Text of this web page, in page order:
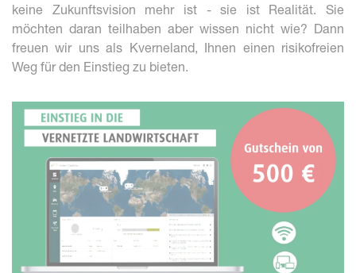
keine Zukunftsvision mehr ist - sie ist Realität. Sie
möchten daran teilhaben aber wissen nicht wie? Dann
freuen wir uns als Kverneland, Ihnen einen risikofreien
Weg für den Einstieg zu bieten.